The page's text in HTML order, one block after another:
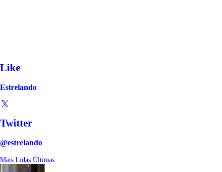
Like
Estrelando
Twitter
@estrelando
Mais Lidas Últimas